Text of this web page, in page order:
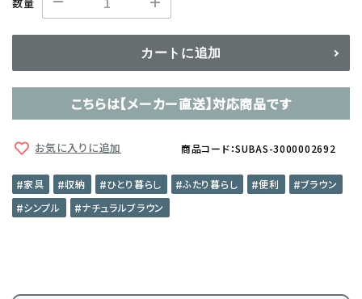
カートに追加
こちらは【メーカー直送】対応商品です
お気に入りに追加 商品コード：SUBAS-3000002692
家具 収納 ひとり暮らし ふたり暮らし 便利
ブラウン
シンプル
ナチュラルブラウン